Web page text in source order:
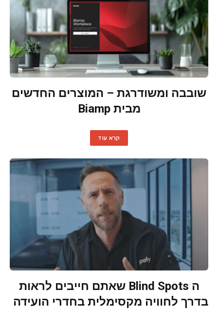
שובבה ומשודרגת – המוצרים החדשים
מבית Biamp
קרא עוד
ה Blind Spots שאתם חייבים לראות
בדרך לחוויה מקסימלית בחדרי הועידה